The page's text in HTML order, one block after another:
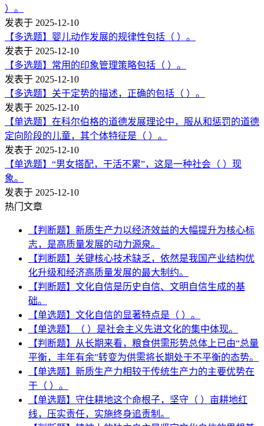
）。
发表于 2025-12-10
【多选题】婴儿动作发展的规律性包括（ ）。
发表于 2025-12-10
【多选题】常用的印象管理策略包括（ ）。
发表于 2025-12-10
【多选题】关于定势的描述，正确的包括（ ）。
发表于 2025-12-10
【单选题】在科尔伯格的道德发展理论中，服从和惩罚的道德
定向阶段的儿童，其个体特征是（ ）。
发表于 2025-12-10
【单选题】“男女搭配，干活不累”，这是一种社会（ ）现
象。
发表于 2025-12-10
热门文章
【判断题】新质生产力以经济效益的大幅提升为核心标
志，是高质量发展的动力源泉。
【判断题】关键核心技术缺乏，依然是我国产业结构优
化升级和经济高质量发展的最大制约。
【判断题】文化自信是历史自信、文明自信生成的基
础。
【单选题】文化自信的显著特点是（ ）。
【单选题】（ ）是社会主义先进文化的集中体现。
【判断题】从长期来看，粮食供需形势总体上已由“总量
平衡，丰年有余”转变为供需将长期处于不平衡的态势。
【单选题】新质生产力相较于传统生产力的主要优势在
于（ ）。
【单选题】守住耕地这个命根子，坚守（ ）亩耕地红
线，压实责任，实施终身追责制。